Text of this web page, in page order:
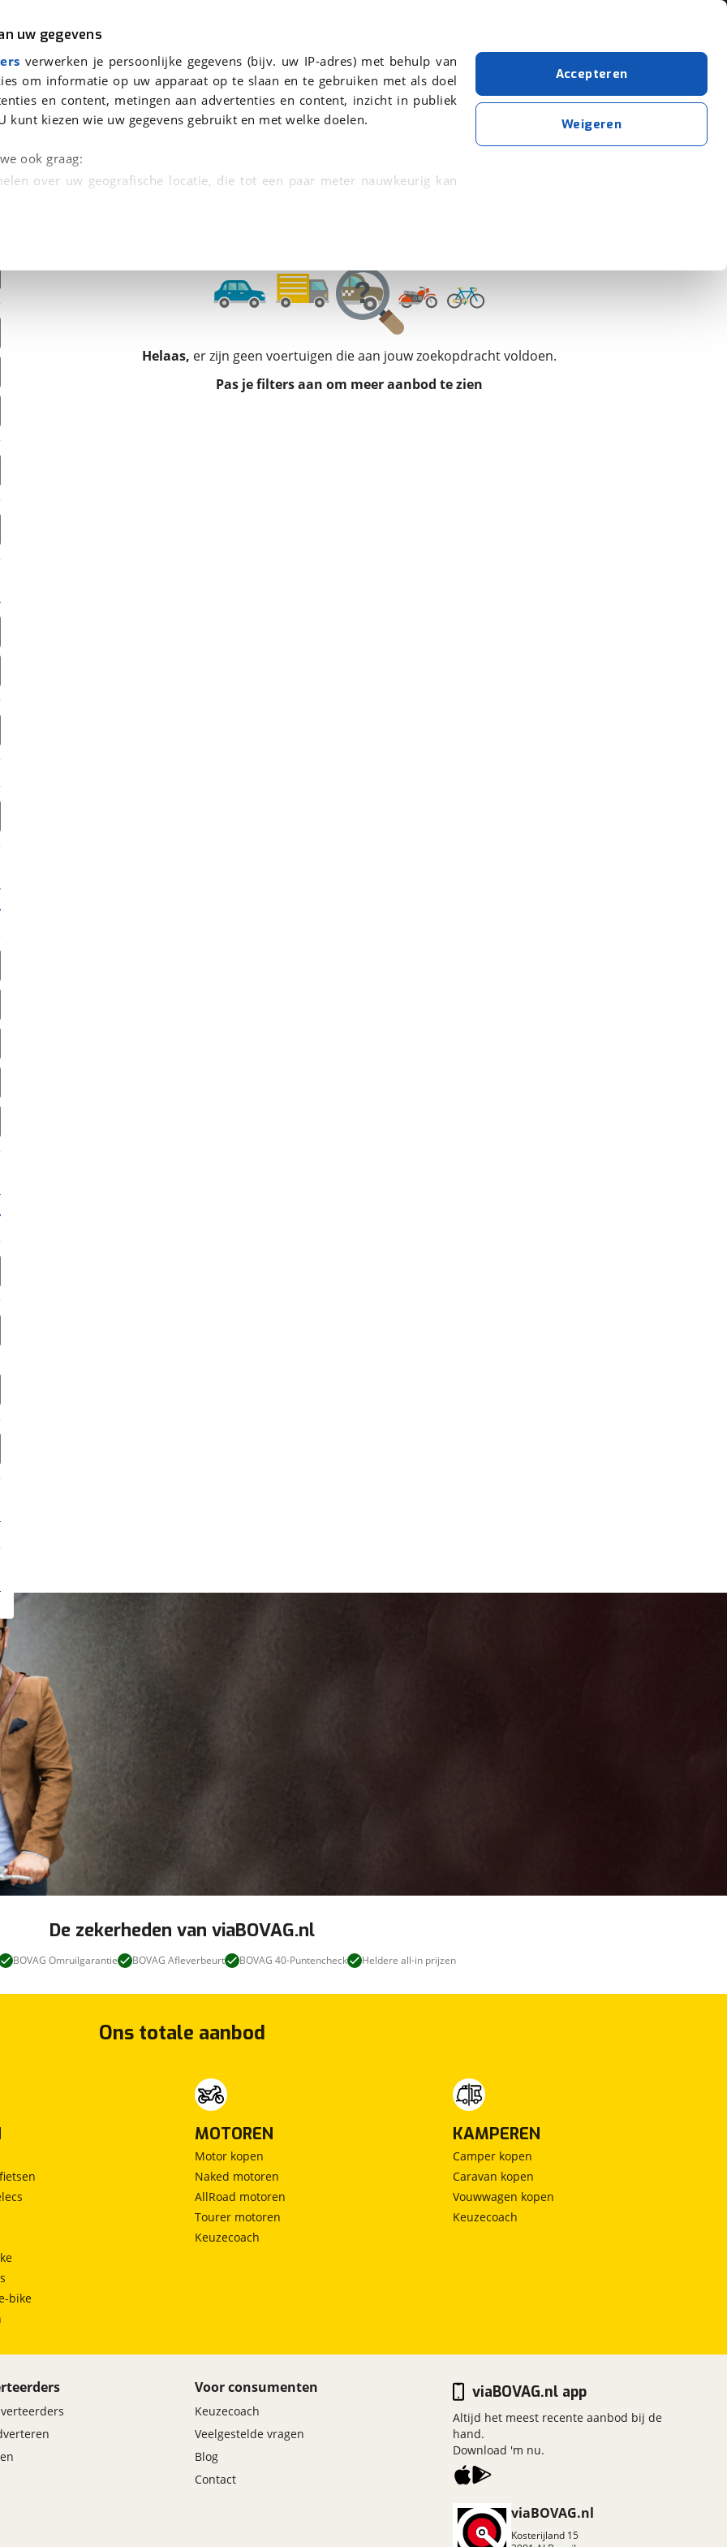
uw gegevens
verwerken je persoonlijke gegevens (bijv. uw IP-adres) met behulp van
om informatie op uw apparaat op te slaan en te gebruiken met als doel
en content, metingen aan advertenties en content, inzicht in publiek
kunt kiezen wie uw gegevens gebruikt en met welke doelen.
ook graag:
over uw geografische locatie, die tot een paar meter nauwkeurig kan
uw toestemming op elk moment wijzigen of intrekken in de
technieken zorgen we voor een betere en meer persoonlijke ervaring.
ervoor dat de website goed werkt. Ook gebruiken we analytische cookies
We tonen je graag relevante advertenties en gebruiken daarvoor
op en buiten onze website volgt – uiteraard op anonieme basis. Meer
en privacyverklaring
cookies. Je voorkeuren kun je later altijd aanpassen via de
Accepteren
Weigeren
Bouwjaar t/m 2022
Helaas, er zijn geen voertuigen die aan jouw zoekopdracht voldoen.
Pas je filters aan om meer aanbod te zien
De zekerheden van viaBOVAG.nl
BOVAG Omruilgarantie BOVAG Afleverbeurt BOVAG 40-Puntencheck Heldere all-in prijzen
Ons totale aanbod
bike
MOTOREN
Motor kopen
Naked motoren
AllRoad motoren
Tourer motoren
Keuzecoach
KAMPEREN
Camper kopen
Caravan kopen
Vouwwagen kopen
Keuzecoach
Voor consumenten
Keuzecoach
Veelgestelde vragen
Blog
Contact
viaBOVAG.nl
Kosterijland 15
viaBOVAG.nl app
Altijd het meest recente aanbod bij de
hand.
Download 'm nu.